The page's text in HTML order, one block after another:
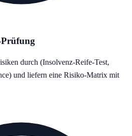
durch (Insolvenz-Reife-Test,
und liefern eine Risiko-Matrix mit